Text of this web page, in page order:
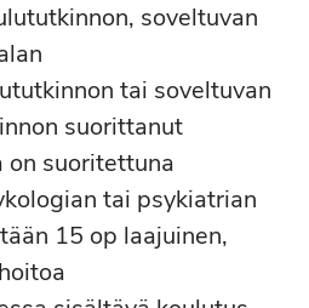
soveltuvan
tai soveltuvan
suorittanut
on suoritettuna
tai psykiatrian
15 op laajuinen,